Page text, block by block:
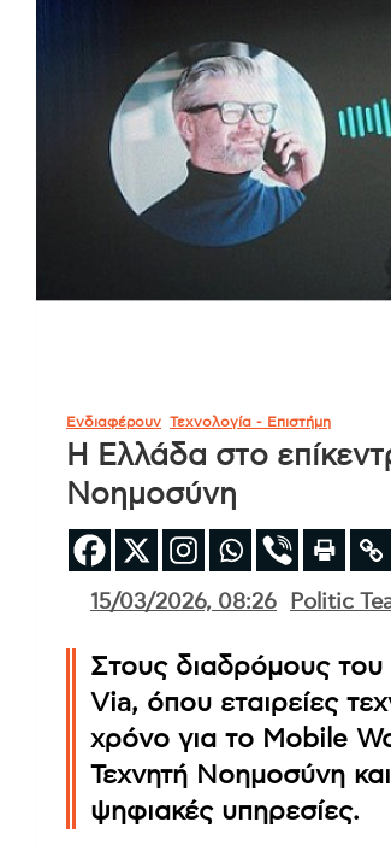
Ενδιαφέρουν Τεχνολογία - Επιστήμη
Η Ελλάδα στο
Νοημοσύνη
15/03/2026, 08:26 Politic
Στους διαδρόμους
Via, όπου εταιρείες
χρόνο για το Mobile
Τεχνητή Νοημοσύνη και
ψηφιακές υπηρεσίες.